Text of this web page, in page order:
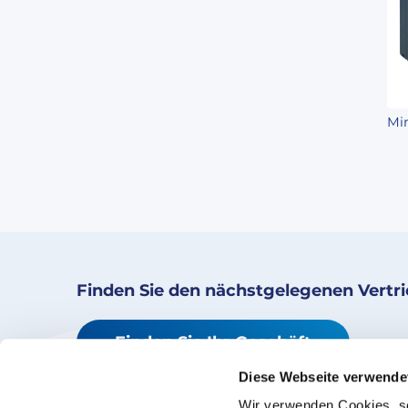
Diese Webseite
Finden Sie den nächstgelegenen
Finden Sie Ihr Geschäft